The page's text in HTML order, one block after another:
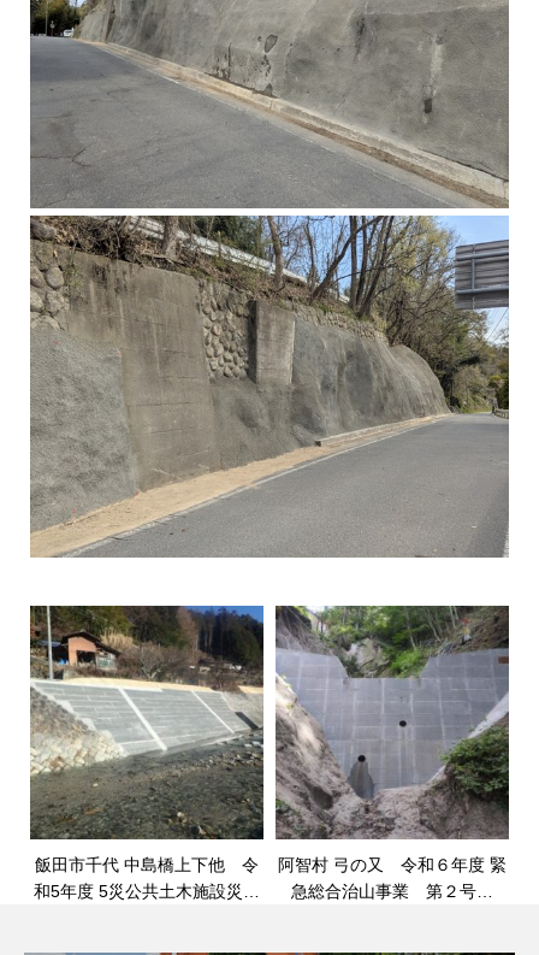
飯田市千代 中島橋上下他 令
和5年度 5災公共土木施設災害
阿智村 弓の又 令和６年度 緊
急総合治山事業 第２号工